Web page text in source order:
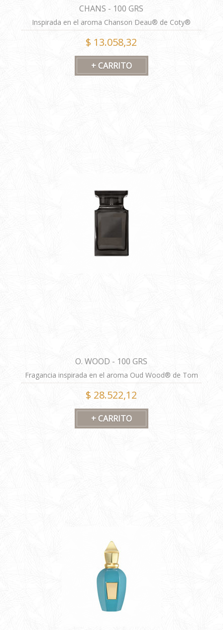
CHANS - 100 GRS
Inspirada en el aroma Chanson Deau® de Coty®
FORMULA ALTERNATIVA
$ 13.058,32
O. WOOD - 100 GRS
Fragancia inspirada en el aroma Oud Wood® de Tom
Ford®. Las imágenes tienen carácter ilustrativo.
Fórmula alternativa.
$ 28.522,12